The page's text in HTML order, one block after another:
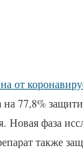
от
77,8%
Новая фаза
также